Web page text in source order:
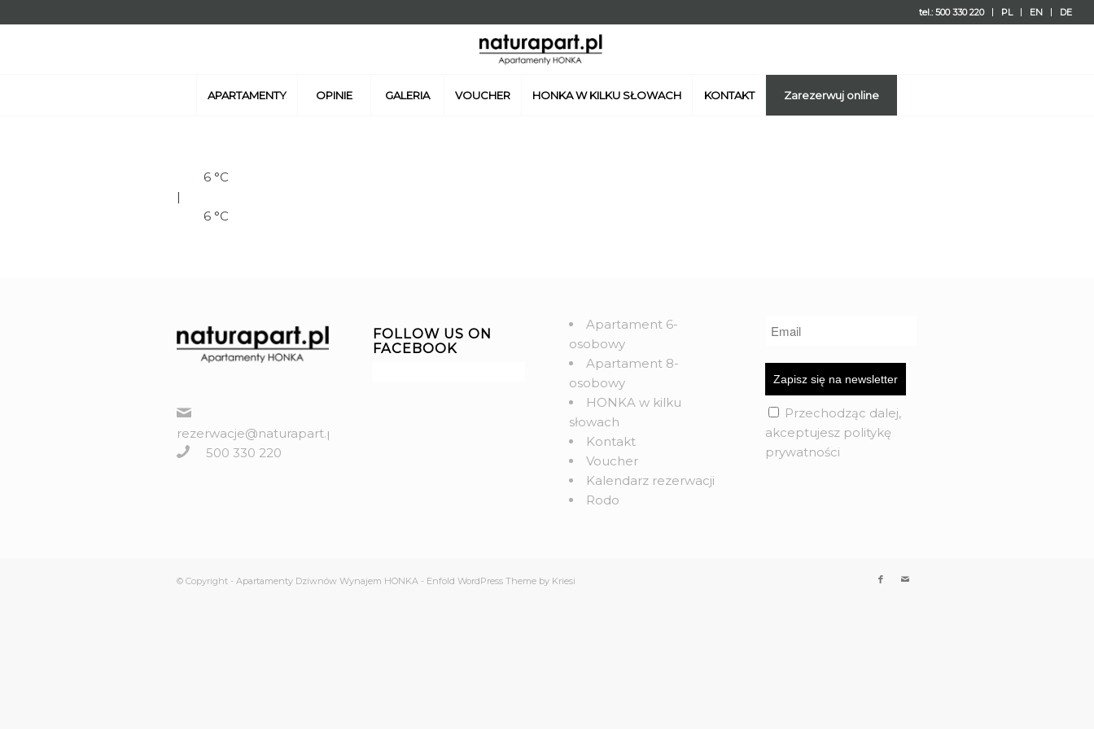
tel.: 500 330 220 PL EN DE
APARTAMENTY OPINIE GALERIA VOUCHER HONKA W KILKU SŁOWACH KONTAKT Zarezerwuj online
6 °C
|
6 °C
rezerwacje@naturapart.pl
500 330 220
FOLLOW US ON
FACEBOOK
Apartament 6-
osobowy
Apartament 8-
osobowy
HONKA w kilku
słowach
Kontakt
Voucher
Kalendarz rezerwacji
Rodo
Przechodząc dalej,
akceptujesz politykę
prywatności
© Copyright - Apartamenty Dziwnów Wynajem HONKA - Enfold WordPress Theme by Kriesi